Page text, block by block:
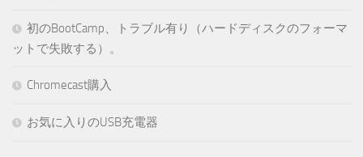
初のBootCamp、トラブル有り（ハードディスクのフォーマ
ットで失敗する）。
Chromecast購入
お気に入りのUSB充電器